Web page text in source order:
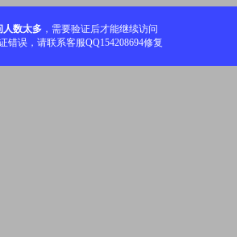
人数太多 ，需要验证后才能继续访问
错误，请联系客服QQ154208694修复